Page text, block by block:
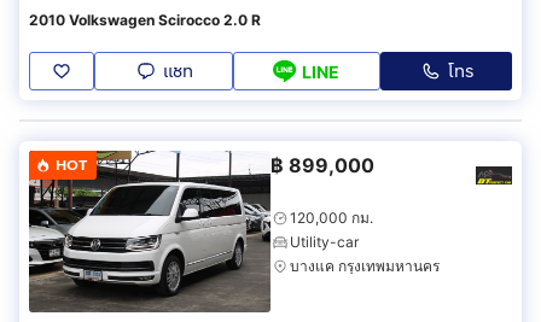
2010 Volkswagen Scirocco 2.0 R
แชท LINE โทร
HOT ฿ 899,000
120,000 กม.
Utility-car
บางแค กรุงเทพมหานคร